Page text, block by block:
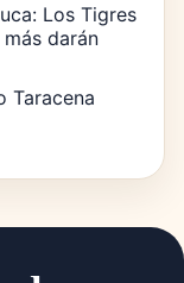
Los Tigres
darán
Taracena